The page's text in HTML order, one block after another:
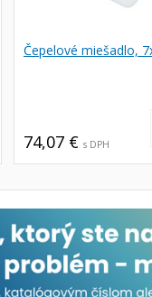
Čepelové miešadlo,
74,07 € s DPH